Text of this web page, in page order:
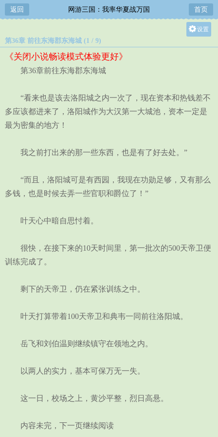
返回 网游三国：我率华夏战万国 首页
设置
第36章 前往东海郡东海城 (1 / 9)
《关闭小说畅读模式体验更好》
第36章前往东海郡东海城
“看来也是该去洛阳城之内一次了，现在资本和热钱差不
多应该都进来了，洛阳城作为大汉第一大城池，资本一定是
最为密集的地方！
我之前打出来的那一些东西，也是有了好去处。”
“而且，洛阳城可是有西园，我现在功勋足够，又有那么
多钱，也是时候去弄一些官职和爵位了！”
叶天心中暗自思忖着。
很快，在接下来的10天时间里，第一批次的500天帝卫便
训练完成了。
剩下的天帝卫，仍在紧张训练之中。
叶天打算带着100天帝卫和典韦一同前往洛阳城。
岳飞和刘伯温则继续镇守在领地之内。
以两人的实力，基本可保万无一失。
这一日，校场之上，黄沙平整，烈日高悬。
内容未完，下一页继续阅读